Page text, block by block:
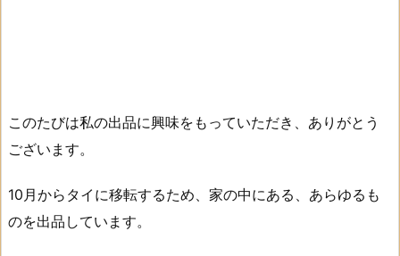
このたびは私の出品に興味をもっていただき、ありがとう
ございます。
10月からタイに移転するため、家の中にある、あらゆるも
のを出品しています。